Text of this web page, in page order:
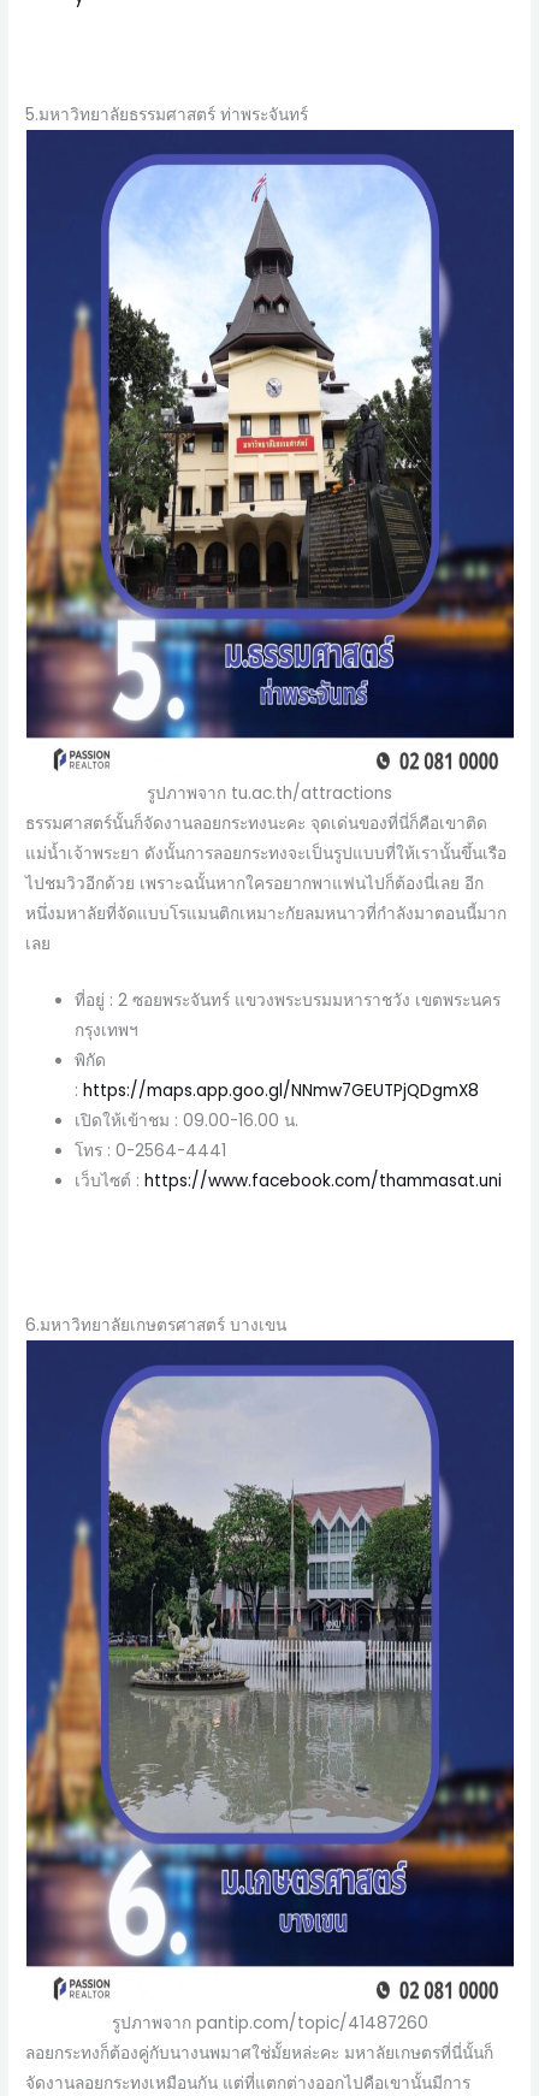
5.มหาวิทยาลัยธรรมศาสตร์ ท่าพระจันทร์
รูปภาพจาก tu.ac.th/attractions
ธรรมศาสตร์นั้นก็จัดงานลอยกระทงนะคะ จุดเด่นของที่นี่ก็คือเขาติด
แม่น้ำเจ้าพระยา ดังนั้นการลอยกระทงจะเป็นรูปแบบที่ให้เรานั้นขึ้นเรือ
ไปชมวิวอีกด้วย เพราะฉนั้นหากใครอยากพาแฟนไปก็ต้องนี่เลย อีก
หนึ่งมหาลัยที่จัดแบบโรแมนติกเหมาะกัยลมหนาวที่กำลังมาตอนนี้มาก
เลย
ที่อยู่ : 2 ซอยพระจันทร์ แขวงพระบรมมหาราชวัง เขตพระนคร
กรุงเทพฯ
พิกัด
:https://maps.app.goo.gl/NNmw7GEUTPjQDgmX8
เปิดให้เข้าชม : 09.00-16.00 น.
โทร : 0-2564-4441
เว็บไซต์ :https://www.facebook.com/thammasat.uni
6.มหาวิทยาลัยเกษตรศาสตร์ บางเขน
รูปภาพจาก pantip.com/topic/41487260
ลอยกระทงก็ต้องคู่กับนางนพมาศใช่มั้ยหล่ะคะ มหาลัยเกษตรที่นี่นั้นก็
จัดงานลอยกระทงเหมือนกัน แต่ที่แตกต่างออกไปคือเขานั้นมีการ